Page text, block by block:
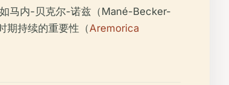
马内-贝克尔-诺兹（Mané-Becker-
期持续的重要性（Aremorica